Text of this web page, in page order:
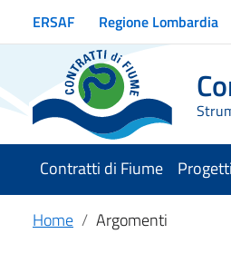
Vai ai contenuti
Vai al menu di navigazione
Vai al footer
ERSAF Regione Lombardia
Contratti di Fiume Progetti
Home Argomenti